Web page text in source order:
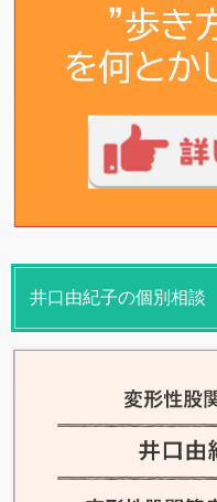
井口由紀子の個別相談